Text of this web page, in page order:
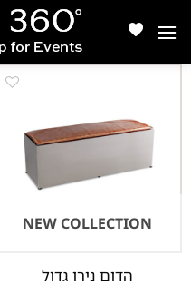
NEW COLLECTION
הדום נירו גדול